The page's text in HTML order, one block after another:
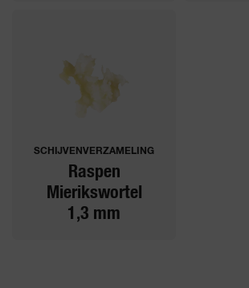
SCHIJVENVERZAMELING
Raspen
Mierikswortel
1,3 mm